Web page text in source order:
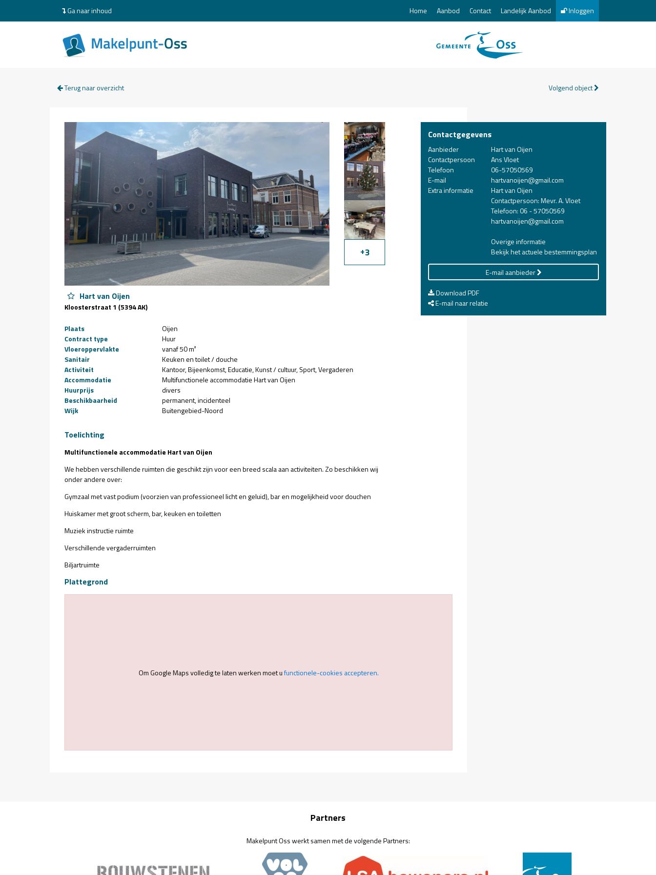
Ga naar inhoud Home Aanbod Contact Landelijk Aanbod Inloggen
Terug naar overzicht Volgend object
+3
Hart van Oijen
Kloosterstraat 1 (5394 AK)
Plaats
Oijen
Contract type
Huur
Vloeroppervlakte
vanaf 50 m²
Sanitair
Keuken en toilet / douche
Activiteit
Kantoor Bijeenkomst Educatie Kunst / cultuur Sport Vergaderen
Accommodatie
Multifunctionele accommodatie Hart van Oijen
Huurprijs
divers
Beschikbaarheid
permanent incidenteel
Wijk
Buitengebied-Noord
Toelichting
Multifunctionele accommodatie Hart van Oijen
We hebben verschillende ruimten die geschikt zijn voor een breed scala aan activiteiten. Zo beschikken wij
onder andere over:
Gymzaal met vast podium (voorzien van professioneel licht en geluid), bar en mogelijkheid voor douchen
Huiskamer met groot scherm, bar, keuken en toiletten
Muziek instructie ruimte
Verschillende vergaderruimten
Biljartruimte
Plattegrond
Om Google Maps volledig te laten werken moet ufunctionele-cookies accepteren.
Contactgegevens
Aanbieder
Hart van Oijen
Contactpersoon
Ans Vloet
Telefoon
06-57050569
E-mail
hartvanoijen@gmail.com
Extra informatie
Hart van Oijen
Contactpersoon: Mevr. A. Vloet
Telefoon: 06 - 57050569
hartvanoijen@gmail.com
Overige informatie
Bekijk het actuele bestemmingsplan
E-mail aanbieder
Download PDF
E-mail naar relatie
Partners
Makelpunt Oss werkt samen met de volgende Partners: